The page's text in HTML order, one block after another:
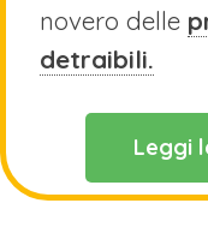
novero delle
detraibili.
Leggi